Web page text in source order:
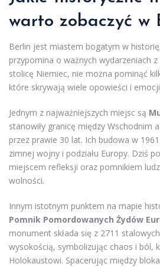
warto zobaczyć w
Berlin jest miastem bogatym w
przypomina o ważnych wydarzeniach z
stolicę Niemiec, nie można pominąć
które skrywają wiele opowieści i
Jednym z najważniejszych miejsc są
stanowiły granicę między Wschodnim
przez prawie 30 lat. Ich budowa w
zimnej wojny i podziału Europy. Dziś
miejscem refleksji oraz pomnikiem
wolności.
Innym istotnym punktem na mapie
Pomnik Pomordowanych Żydów
monument składa się z 2711
wysokością, symbolizując chaos i ból,
Holokaustowi. Spacerując między